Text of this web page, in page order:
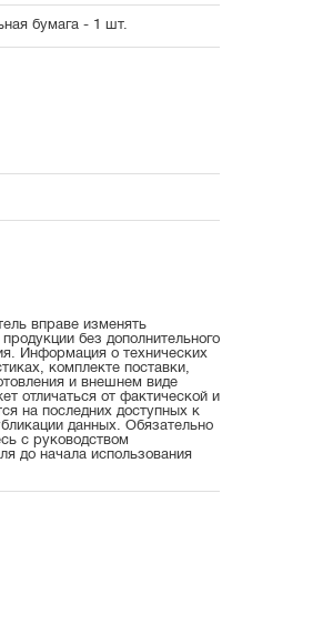
бумага - 1 шт.
вправе изменять
без дополнительного
Информация о технических
комплекте поставки,
и внешнем виде
отличаться от фактической и
на последних доступных к
данных. Обязательно
с руководством
до начала использования